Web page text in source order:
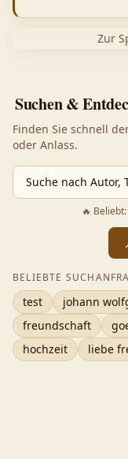
Zur
Suchen &
Finden Sie schnell
oder Anlass.
🔥
BELIEBTE
test johann
freundschaft
hochzeit
liebe